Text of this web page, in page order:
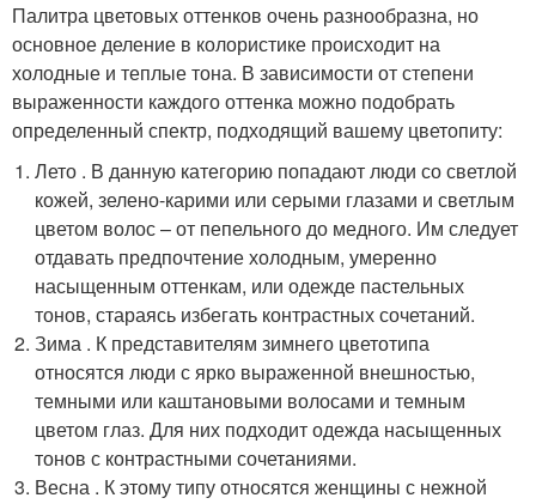
Палитра цветовых оттенков очень разнообразна, но
основное деление в колористике происходит на
холодные и теплые тона. В зависимости от степени
выраженности каждого оттенка можно подобрать
определенный спектр, подходящий вашему цветопиту:
Лето . В данную категорию попадают люди со светлой
кожей, зелено-карими или серыми глазами и светлым
цветом волос – от пепельного до медного. Им следует
отдавать предпочтение холодным, умеренно
насыщенным оттенкам, или одежде пастельных
тонов, стараясь избегать контрастных сочетаний.
Зима . К представителям зимнего цветотипа
относятся люди с ярко выраженной внешностью,
темными или каштановыми волосами и темным
цветом глаз. Для них подходит одежда насыщенных
тонов с контрастными сочетаниями.
Весна . К этому типу относятся женщины с нежной